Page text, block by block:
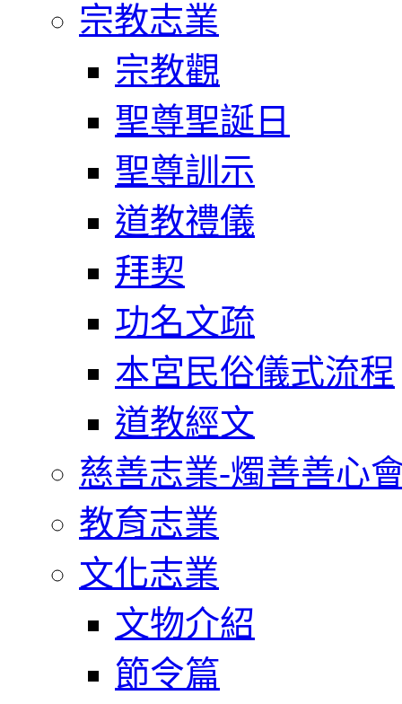
宗教志業
宗教觀
聖尊聖誕日
聖尊訓示
道教禮儀
拜契
功名文疏
本宮民俗儀式流程
道教經文
慈善志業-燭善善心
教育志業
文化志業
文物介紹
節令篇